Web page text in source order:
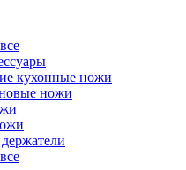
кухонные ножи
ножи